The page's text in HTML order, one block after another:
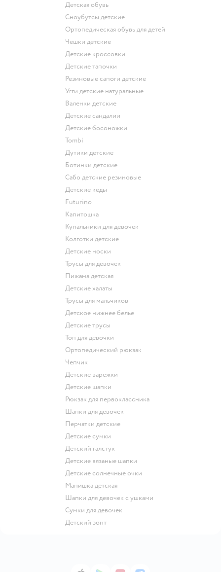
Детская обувь
Сноубутсы детские
Ортопедическая обувь для детей
Чешки детские
Детские кроссовки
Детские тапочки
Резиновые сапоги детские
Угги детские натуральные
Валенки детские
Детские сандалии
Детские босоножки
Tombi
Дутики детские
Ботинки детские
Сабо детские резиновые
Детские кеды
Futurino
Капитошка
Купальники для девочек
Колготки детские
Детские носки
Трусы для девочек
Пижама детская
Детские халаты
Трусы для мальчиков
Детское нижнее белье
Детские трусы
Топ для девочки
Ортопедический рюкзак
Чепчик
Детские варежки
Детские шапки
Рюкзак для первоклассника
Шапки для девочек
Перчатки детские
Детские сумки
Детский галстук
Детские вязаные шапки
Детские солнечные очки
Манишка детская
Шапки для девочек с ушками
Сумки для девочек
Детский зонт